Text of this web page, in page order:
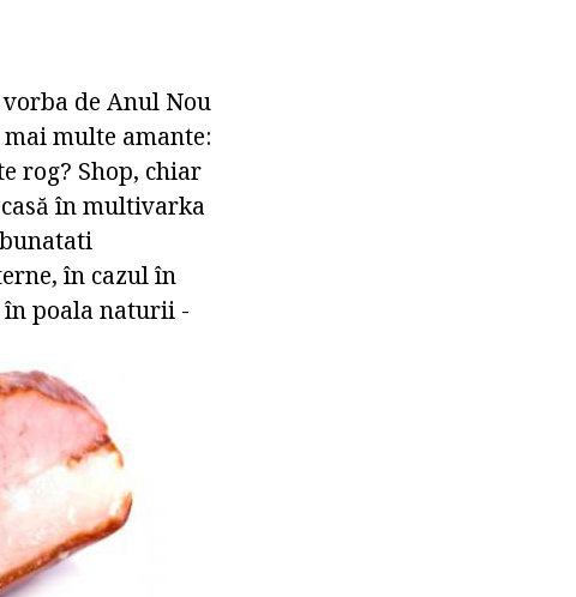
de Anul Nou
multe amante:
rog? Shop, chiar
în multivarka
în cazul în
poala naturii -